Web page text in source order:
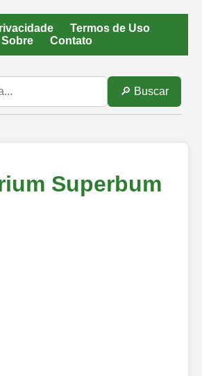
Termos de Uso
Sobre
Contato
🔎 Buscar
Superbum